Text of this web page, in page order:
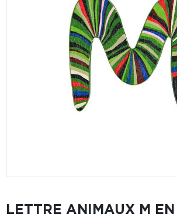
LETTRE ANIMAUX M